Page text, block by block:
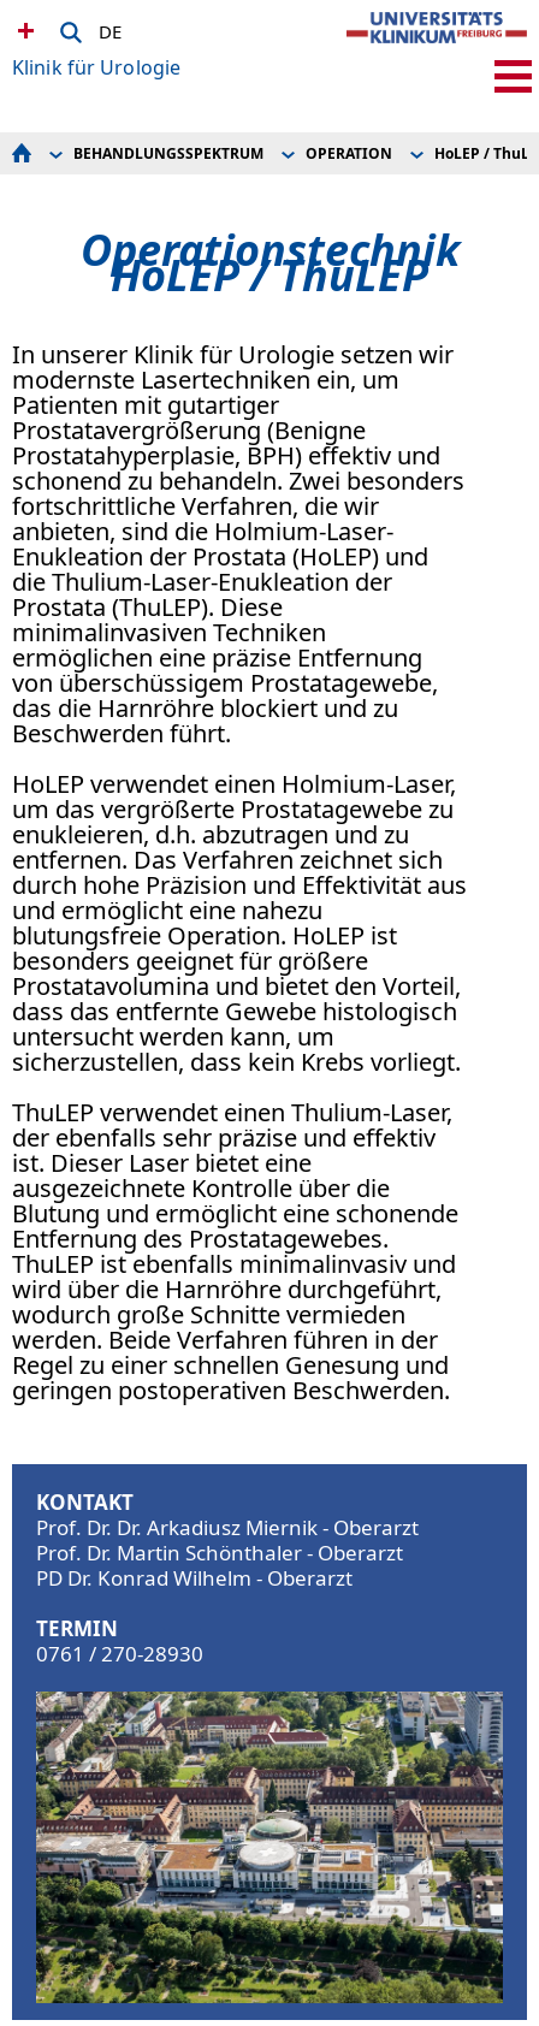
DE
Klinik für Urologie
FÜR ÄRZTE
BEHANDLUNGSSPEKTRUM
ANDROLOGIE
OPERATION
OPERATION
Minimalinvasive, schonende
Mundschleimhautplastik bei
komplexe onkologische sowie
Harnableitung
HoLEP /
Operationstechnik
HoLEP / ThuLEP
In unserer Klinik für Urologie setzen wir
modernste Lasertechniken ein, um
Patienten mit gutartiger
Prostatavergrößerung (Benigne
Prostatahyperplasie, BPH) effektiv und
schonend zu behandeln. Zwei besonders
fortschrittliche Verfahren, die wir
anbieten, sind die Holmium-Laser-
Enukleation der Prostata (HoLEP) und
die Thulium-Laser-Enukleation der
Prostata (ThuLEP). Diese
minimalinvasiven Techniken
ermöglichen eine präzise Entfernung
von überschüssigem Prostatagewebe,
das die Harnröhre blockiert und zu
Beschwerden führt.
HoLEP verwendet einen Holmium-Laser,
um das vergrößerte Prostatagewebe zu
enukleieren, d.h. abzutragen und zu
entfernen. Das Verfahren zeichnet sich
durch hohe Präzision und Effektivität aus
und ermöglicht eine nahezu
blutungsfreie Operation. HoLEP ist
besonders geeignet für größere
Prostatavolumina und bietet den Vorteil,
dass das entfernte Gewebe histologisch
untersucht werden kann, um
sicherzustellen, dass kein Krebs vorliegt.
ThuLEP verwendet einen Thulium-Laser,
der ebenfalls sehr präzise und effektiv
ist. Dieser Laser bietet eine
ausgezeichnete Kontrolle über die
Blutung und ermöglicht eine schonende
Entfernung des Prostatagewebes.
ThuLEP ist ebenfalls minimalinvasiv und
wird über die Harnröhre durchgeführt,
wodurch große Schnitte vermieden
werden. Beide Verfahren führen in der
Regel zu einer schnellen Genesung und
geringen postoperativen Beschwerden.
KONTAKT
Prof. Dr. Dr. Arkadiusz Miernik - Oberarzt
Prof. Dr. Martin Schönthaler - Oberarzt
PD Dr. Konrad Wilhelm - Oberarzt
TERMIN
0761 / 270-28930